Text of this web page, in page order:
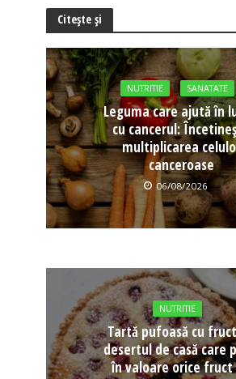
Citește și
NUTRITIE SANATATE
Leguma care ajută în
cu cancerul:
multiplicarea
canceroase
06/08/2026
NUTRITIE
Tartă pufoasă cu
desertul de casă care
în valoare orice fruct